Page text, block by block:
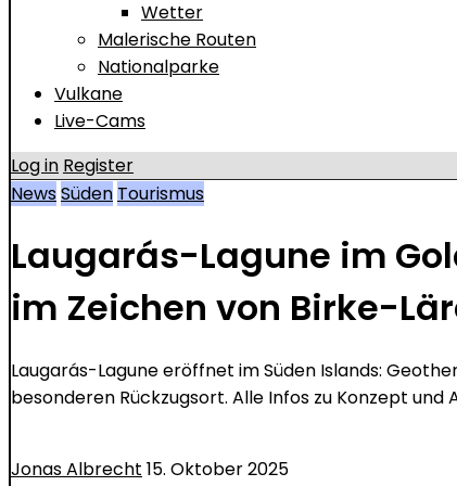
Wetter
Malerische Routen
Nationalparke
Vulkane
Live-Cams
Log in Register
NewsSüden Tourismus
Laugarás-Lagune im
im Zeichen von Birke-
Laugarás-Lagune eröffnet im Süden Islands:
besonderen Rückzugsort. Alle Infos zu Konzept und
Jonas Albrecht 15. Oktober 2025